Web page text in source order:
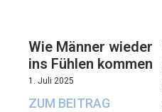
Wie Männer wieder
ins Fühlen kommen
1. Juli 2025
ZUM BEITRAG